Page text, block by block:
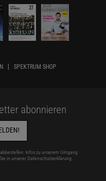
SPEKTRUM SHOP
abonnieren
Infos zu unserem Umgang
in unserer Datenschutzerklärung